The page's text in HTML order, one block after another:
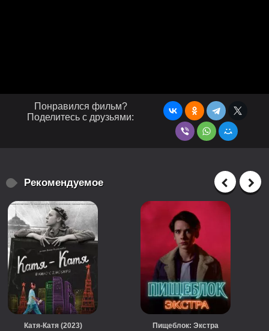
Понравился фильм?
Поделитесь с друзьями:
Рекомендуемое
Катя-Катя (2023)
Пищеблок: Экстра